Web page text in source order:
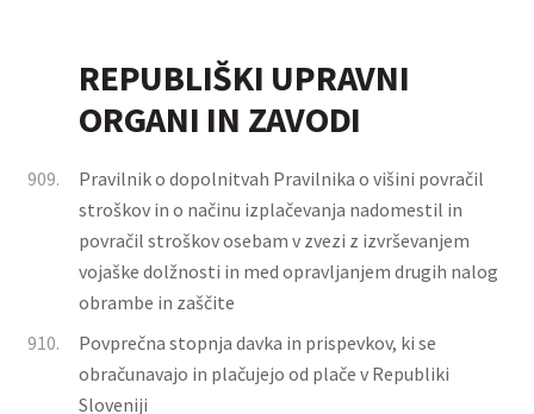
REPUBLIŠKI UPRAVNI
ORGANI IN ZAVODI
909.
Pravilnik o dopolnitvah Pravilnika o višini povračil
stroškov in o načinu izplačevanja nadomestil in
povračil stroškov osebam v zvezi z izvrševanjem
vojaške dolžnosti in med opravljanjem drugih nalog
obrambe in zaščite
910.
Povprečna stopnja davka in prispevkov, ki se
obračunavajo in plačujejo od plače v Republiki
Sloveniji